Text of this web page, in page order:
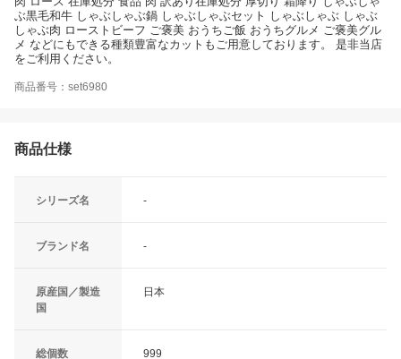
ぶ黒毛和牛 しゃぶしゃぶ鍋 しゃぶしゃぶセット しゃぶしゃぶ しゃぶ
しゃぶ肉 ローストビーフ ご褒美 おうちご飯 おうちグルメ ご褒美グル
メ などにもできる種類豊富なカットもご用意しております。 是非当店
をご利用ください。
商品番号：set6980
商品仕様
シリーズ名 -
ブランド名 -
原産国／製造
国
日本
総個数 999